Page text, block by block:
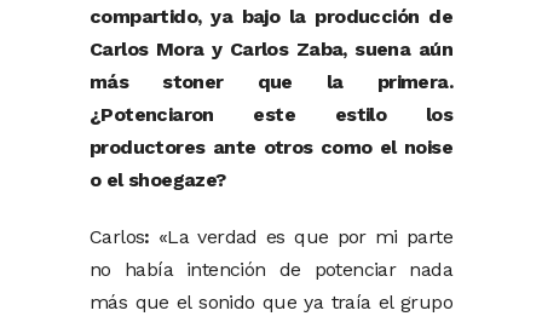
compartido, ya bajo la producción de
Carlos Mora y Carlos Zaba, suena aún
más stoner que la primera.
¿Potenciaron este estilo los
productores ante otros como el noise
o el shoegaze?
Carlos: «La verdad es que por mi parte
no había intención de potenciar nada
más que el sonido que ya traía el grupo